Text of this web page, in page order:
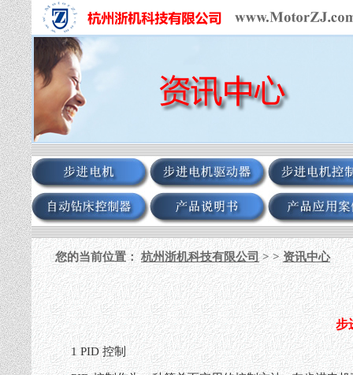
您的当前位置：杭州浙机科技有限公司> >资讯中心
步
1 PID 控制